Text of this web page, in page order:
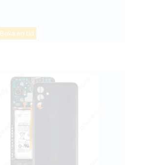
Boka en tid